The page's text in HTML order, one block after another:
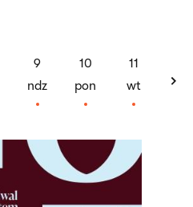
9
ndz
10
pon
11
wt